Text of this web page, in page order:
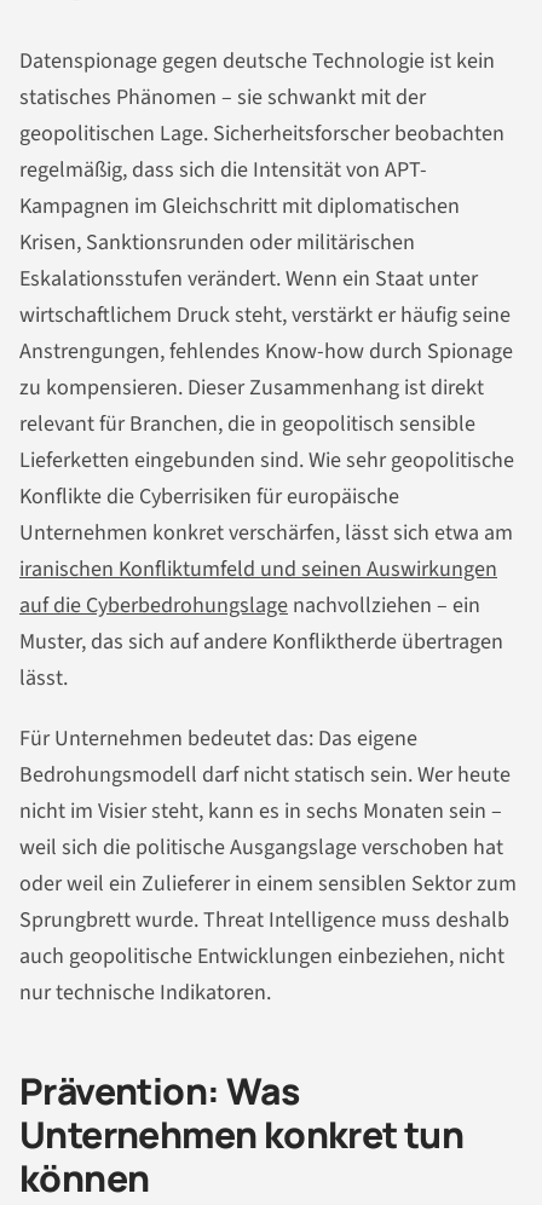
Datenspionage gegen deutsche Technologie ist kein
statisches Phänomen – sie schwankt mit der
geopolitischen Lage. Sicherheitsforscher beobachten
regelmäßig, dass sich die Intensität von APT-
Kampagnen im Gleichschritt mit diplomatischen
Krisen, Sanktionsrunden oder militärischen
Eskalationsstufen verändert. Wenn ein Staat unter
wirtschaftlichem Druck steht, verstärkt er häufig seine
Anstrengungen, fehlendes Know-how durch Spionage
zu kompensieren. Dieser Zusammenhang ist direkt
relevant für Branchen, die in geopolitisch sensible
Lieferketten eingebunden sind. Wie sehr geopolitische
Konflikte die Cyberrisiken für europäische
Unternehmen konkret verschärfen, lässt sich etwa am
iranischen Konfliktumfeld und seinen Auswirkungen
auf die Cyberbedrohungslage nachvollziehen – ein
Muster, das sich auf andere Konfliktherde übertragen
lässt.
Für Unternehmen bedeutet das: Das eigene
Bedrohungsmodell darf nicht statisch sein. Wer heute
nicht im Visier steht, kann es in sechs Monaten sein –
weil sich die politische Ausgangslage verschoben hat
oder weil ein Zulieferer in einem sensiblen Sektor zum
Sprungbrett wurde. Threat Intelligence muss deshalb
auch geopolitische Entwicklungen einbeziehen, nicht
nur technische Indikatoren.
Prävention: Was
Unternehmen konkret tun
können